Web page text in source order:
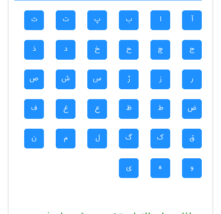
آ ا ب پ ت ث
ج چ ح خ د ذ
ر ز ژ س ش ص
ض ط ظ ع غ ف
ق ک گ ل م ن
و ه ی